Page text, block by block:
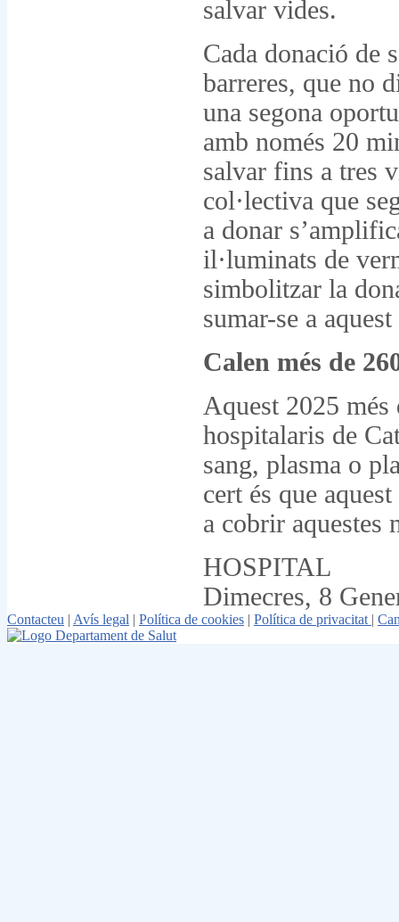
salvar vides.
Cada donació de
barreres, que no
una segona
amb només 20
salvar fins a tres
col·lectiva que
a donar
il·luminats de
simbolitzar la
sumar-se a
Calen més de
Aquest 2025 més
hospitalaris de
sang, plasma o
cert és que
a cobrir aquestes
HOSPITAL
Dimecres, 8
Contacteu | Avís legal | Política de cookies | Política de privacitat |